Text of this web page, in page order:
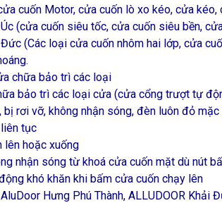
cuốn Motor, cửa cuốn lò xo kéo, cửa kéo,
(cửa cuốn siêu tốc, cửa cuốn siêu bền,
(Các loại cửa cuốn nhôm hai lớp, cửa
chữa bảo trì các loại
bảo trì các loại cửa (cửa cổng trượt tự
rơi vỡ, không nhận sóng, đèn luôn đỏ
tục
lên hoặc xuống
nhận sóng từ khoá cửa cuốn mặt dù nút
khó khăn khi bấm cửa cuốn chạy lên
Hưng Phú Thành, ALLUDOOR Khải